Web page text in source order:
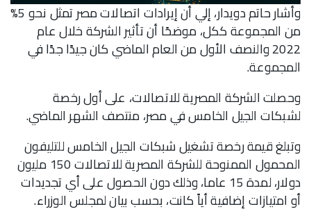
وأشار حاتم دويدار، إلي أن إيرادات اتصالات مصر تمثل نحو 5%
من المجموعة ككل، موضحًا أن تأثير الشركة خلال عام
2022 والنصف الأول من العام الماضي كان جيدًا جدًا في
المجموعة.
وحصلت الشركة المصرية للاتصالات، على أول رخصة
لشبكات الجيل الخامس في مصر، منتصف الشهر الماضي.
وتبلغ قيمة رخصة تشغيل شبكات الجيل الخامس للتليفون
المحمول الممنوحة للشركة المصرية للاتصالات 150 مليون
دولار، لمدة 15 عاما، وذلك دون الحصول على أي تجديدات
أو امتيازات إضافية أياً كانت، بحسب بيان لمجلس الوزراء.